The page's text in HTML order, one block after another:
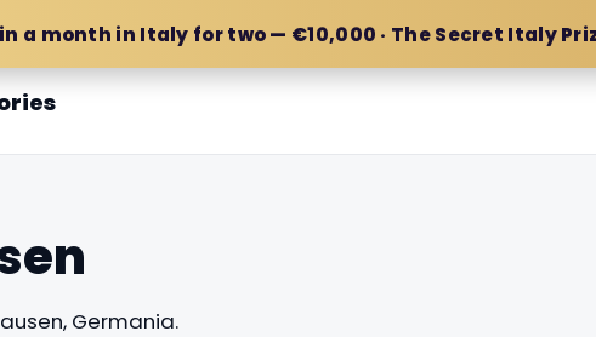
a month in Italy for two — €10,000 · The Secret Italy
Germania.